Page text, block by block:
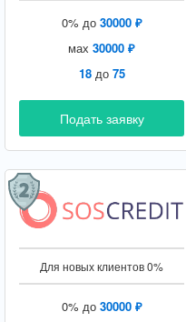
0% до 30000 ₽
мах 30000 ₽
18до 75
Подать заявку
Для новых клиентов 0%
0% до 30000 ₽